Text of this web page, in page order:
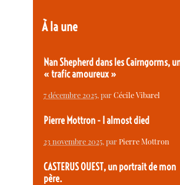
À la une
Nan Shepherd dans les Cairngorms,
« trafic amoureux »
7 décembre 2025, parCécile Vibarel
Pierre Mottron - I almost died
23 novembre 2025, parPierre Mottron
CASTERUS OUEST, un portrait de mon
père.